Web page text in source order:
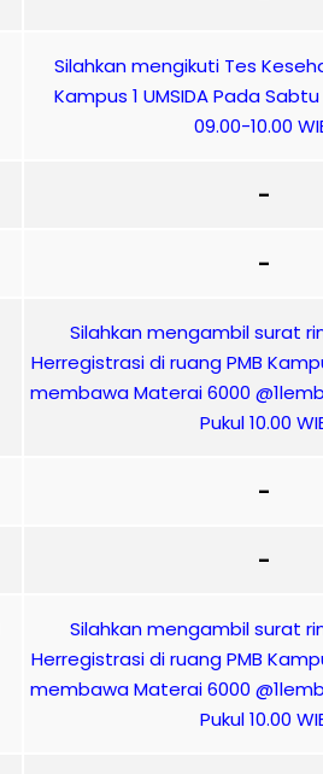
Silahkan mengikuti Tes
Kampus 1 UMSIDA Pada
09.00-10.00
–
–
Silahkan mengambil surat
Herregistrasi di ruang PMB
membawa Materai 6000
Pukul 10.00
–
–
Silahkan mengambil surat
Herregistrasi di ruang PMB
membawa Materai 6000
Pukul 10.00